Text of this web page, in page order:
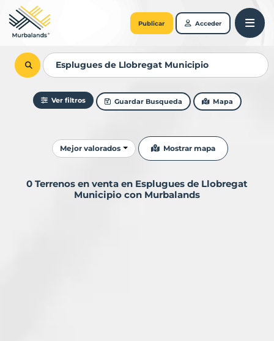
Publicar Acceder
Ver filtros Guardar Busqueda Mapa
Ordenar resultados
Mejor valorados Mostrar mapa
0 Terrenos en venta en Esplugues de Llobregat
Municipio con Murbalands